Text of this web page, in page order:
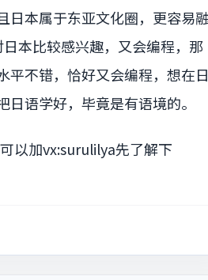
日本属于东亚文化圈，更容易融
本比较感兴趣，又会编程，那
平不错，恰好又会编程，想在日
语学好，毕竟是有语境的。
以加vx:surulilya先了解下